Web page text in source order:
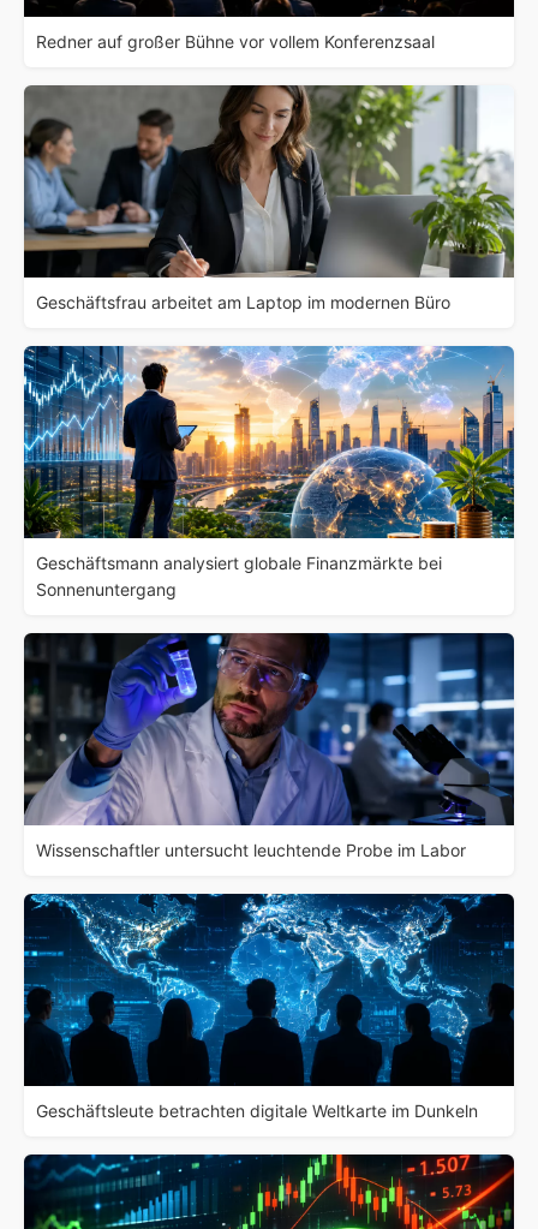
Redner auf großer Bühne vor vollem Konferenzsaal
Geschäftsfrau arbeitet am Laptop im modernen Büro
Geschäftsmann analysiert globale Finanzmärkte bei
Sonnenuntergang
Wissenschaftler untersucht leuchtende Probe im Labor
Geschäftsleute betrachten digitale Weltkarte im Dunkeln